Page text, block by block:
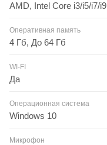
AMD, Intel Core i3/i5/i7/i9
Оперативная память
4 Гб, До 64 Гб
WI-FI
Да
Операционная система
Windows 10
Микрофон